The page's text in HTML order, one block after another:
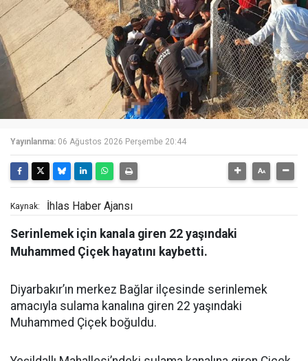
Yayınlanma: 06 Ağustos 2026 Perşembe 20:44
Kaynak: İhlas Haber Ajansı
Serinlemek için kanala giren 22 yaşındaki
Muhammed Çiçek hayatını kaybetti.
Diyarbakır’ın merkez Bağlar ilçesinde serinlemek
amacıyla sulama kanalına giren 22 yaşındaki
Muhammed Çiçek boğuldu.